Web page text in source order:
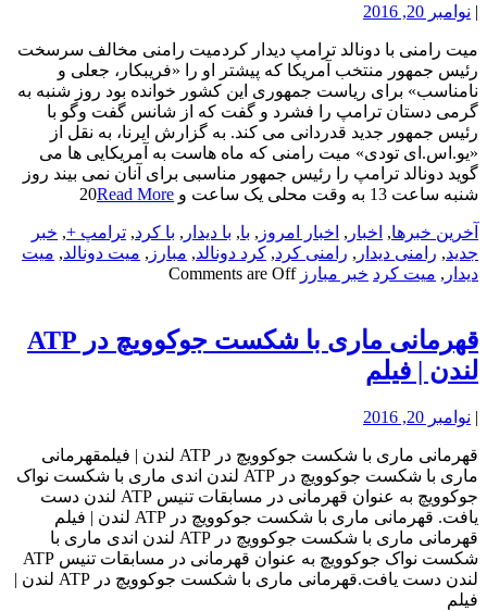
| نوامبر 20, 2016
میت رامنی با دونالد ترامپ دیدار کردمیت رامنی مخالف سرسخت
رئیس جمهور منتخب آمریکا که پیشتر او را «فریبکار، جعلی و
نامناسب» برای ریاست جمهوری این کشور خوانده بود روز شنبه به
گرمی دستان ترامپ را فشرد و گفت که از شانس گفت وگو با
رئیس جمهور جدید قدردانی می کند. به گزارش ایرنا، به نقل از
«یو.اس.ای تودی» میت رامنی که ماه هاست به آمریکایی ها می
گوید دونالد ترامپ را رئیس جمهور مناسبی برای آنان نمی بیند روز
شنبه ساعت 13 به وقت محلی یک ساعت و 20
Read More
آخرین خبرها, اخبار , اخبار امروز , با, با دیدار , با کرد, ترامپ +, خبر
جدید, رامنی دیدار , رامنی کرد, کرد دونالد, مبارز , میت دونالد, میت
دیدار , میت کرد خبر مبارز Comments are Off
قهرمانی ماری با شکست جوکوویچ در ATP
لندن | فیلم
| نوامبر 20, 2016
قهرمانی ماری با شکست جوکوویچ در ATP لندن | فیلمقهرمانی
ماری با شکست جوکوویچ در ATP لندن اندی ماری با شکست نواک
جوکوویچ به عنوان قهرمانی در مسابقات تنیس ATP لندن دست
یافت. قهرمانی ماری با شکست جوکوویچ در ATP لندن | فیلم
قهرمانی ماری با شکست جوکوویچ در ATP لندن اندی ماری با
شکست نواک جوکوویچ به عنوان قهرمانی در مسابقات تنیس ATP
لندن دست یافت.قهرمانی ماری با شکست جوکوویچ در ATP لندن |
فیلم